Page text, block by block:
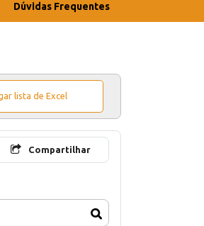
Dúvidas Frequentes
lista de Excel
Compartilhar